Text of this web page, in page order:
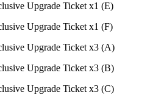
Upgrade Ticket x1 (E)
Upgrade Ticket x1 (F)
Upgrade Ticket x3 (A)
Upgrade Ticket x3 (B)
Upgrade Ticket x3 (C)